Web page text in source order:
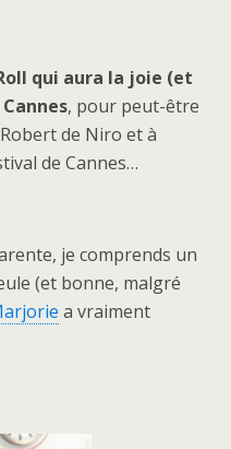
qui aura la joie (et
, pour peut-être
de Niro et à
de Cannes…
je comprends un
(et bonne, malgré
a vraiment